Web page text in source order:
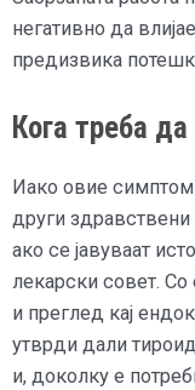
негативно да
предизвика
Кога треба
Иако овие
други здравствени
ако се јавуваат
лекарски совет.
и преглед кај
утврди дали
и, доколку е